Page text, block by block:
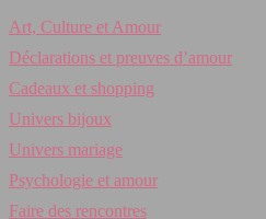
Art, Culture et Amour
Déclarations et preuves d’amour
Cadeaux et shopping
Univers bijoux
Univers mariage
Psychologie et amour
Faire des rencontres